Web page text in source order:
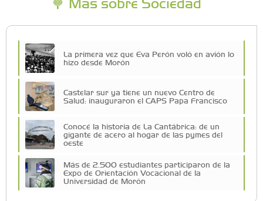
La primera vez que Eva Perón voló en avión lo
hizo desde Morón
Castelar sur ya tiene un nuevo Centro de
Salud: inauguraron el CAPS Papa Francisco
Conocé la historia de La Cantábrica: de un
gigante de acero al hogar de las pymes del
oeste
Más de 2.500 estudiantes participaron de la
Expo de Orientación Vocacional de la
Universidad de Morón